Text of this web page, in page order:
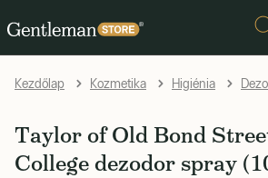
Kezdőlap Kozmetika Higiénia
Taylor of Old Bond
College dezodor spray